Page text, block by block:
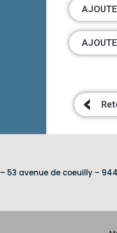
– 53 avenue de coeuilly –